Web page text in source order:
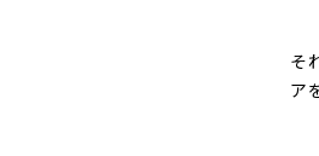
そ
ア